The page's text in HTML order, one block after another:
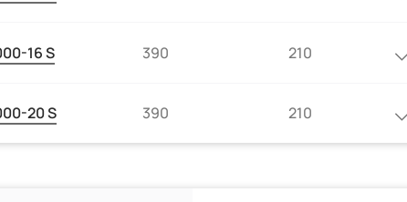
16 S 390 210
20 S 390 210